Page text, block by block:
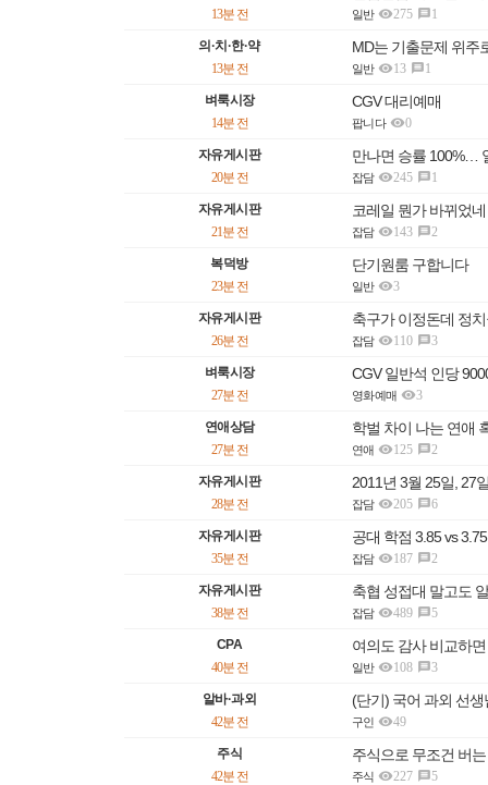
13분 전 일반 275 1
의·치·한·약 MD는 기출문제 위주
13분 전 일반 13 1
벼룩시장 CGV 대리예매
14분 전 팝니다 0
자유게시판 만나면 승률 100%…
20분 전 잡담 245 1
자유게시판 코레일 뭔가 바뀌었네
21분 전 잡담 143 2
복덕방 단기원룸 구합니다
23분 전 일반 3
자유게시판 축구가 이정돈데 정
26분 전 잡담 110 3
벼룩시장 CGV 일반석 인당
27분 전 영화예매 3
연애상담 학벌 차이 나는 연애
27분 전 연애 125 2
자유게시판 2011년 3월 25일, 27
28분 전 잡담 205 6
자유게시판 공대 학점 3.85 vs
35분 전 잡담 187 2
자유게시판 축협 성접대 말고도
38분 전 잡담 489 5
CPA 여의도 감사 비교하
40분 전 일반 108 3
알바·과외 (단기) 국어 과외 선
42분 전 구인 49
주식 주식으로 무조건 버
42분 전 주식 227 5